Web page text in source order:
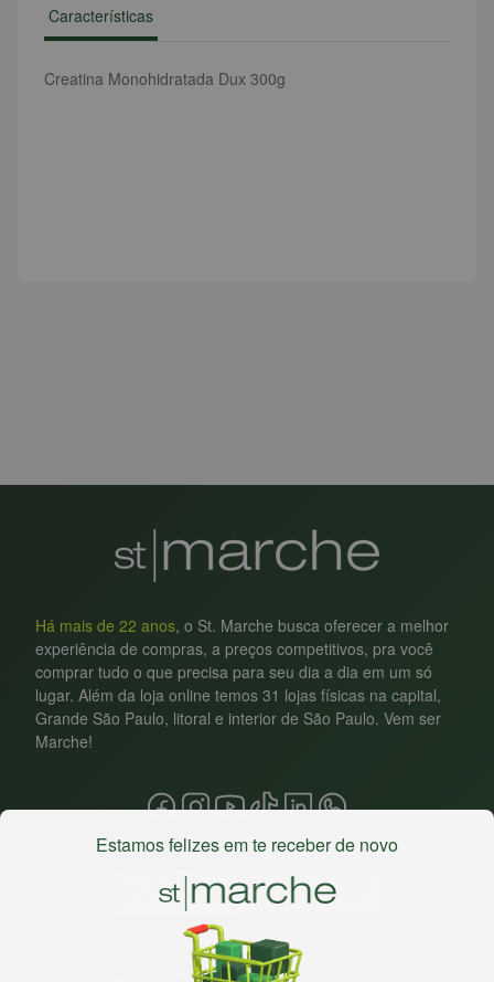
Características
Creatina Monohidratada Dux 300g
Há mais de 22 anos, o St. Marche busca oferecer a melhor
experiência de compras, a preços competitivos, pra você
comprar tudo o que precisa para seu dia a dia em um só
lugar. Além da loja online temos 31 lojas físicas na capital,
Grande São Paulo, litoral e interior de São Paulo. Vem ser
Marche!
Baixe nosso app
Estamos felizes em te receber de novo